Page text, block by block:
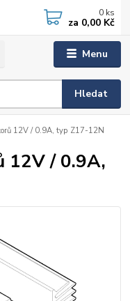
Menu
Hledat
0 ks
za 0,00 Kč
12V / 0.9A, typ Z17-12N
12V / 0.9A,